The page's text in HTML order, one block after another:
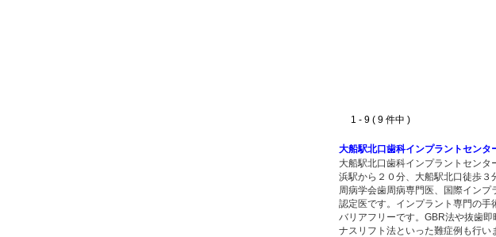
1 - 9 ( 9 件中 )
大船駅北口歯科インプラントセンタ
大船駅北口歯科インプラントセンタ
浜駅から２０分、大船駅北口徒歩３
周病学会歯周病専門医、国際インプ
認定医です。インプラント専門の手
バリアフリーです。GBR法や抜歯即
ナスリフト法といった難症例も行い